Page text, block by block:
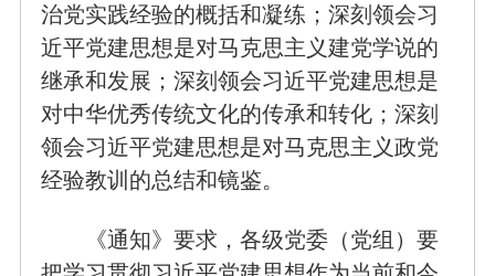
治党实践经验的概括和凝练；深刻领会习
近平党建思想是对马克思主义建党学说的
继承和发展；深刻领会习近平党建思想是
对中华优秀传统文化的传承和转化；深刻
领会习近平党建思想是对马克思主义政党
经验教训的总结和镜鉴。
《通知》要求，各级党委（党组）要